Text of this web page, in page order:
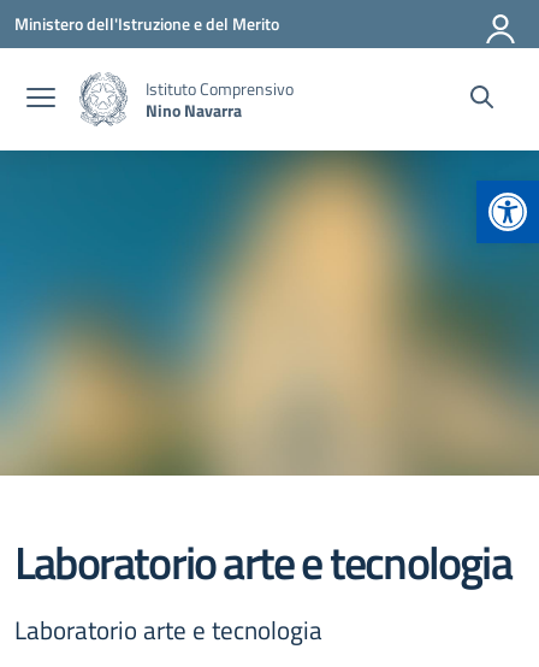
Vai ai contenuti
Vai al menu di navigazione
Vai al footer
Ministero dell'Istruzione e del Merito
Istituto Comprensivo
Nino Navarra
Laboratorio arte e tecnologia
Laboratorio arte e tecnologia